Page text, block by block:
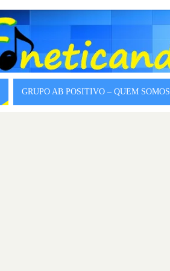
GRUPO AB POSITIVO – QUEM SOMOS